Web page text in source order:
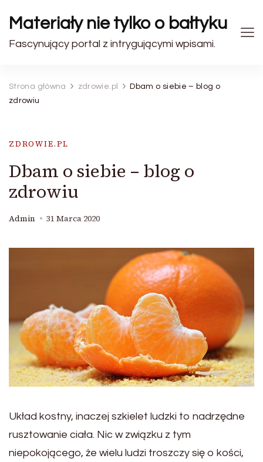
Materiały nie tylko o bałtyku
Fascynujący portal z intrygującymi wpisami.
Strona główna zdrowie.pl
Dbam o siebie – blog o
zdrowiu
ZDROWIE.PL
Dbam o siebie – blog o
zdrowiu
Admin 31 Marca 2020
Układ kostny, inaczej szkielet ludzki to nadrzędne
rusztowanie ciała. Nic w związku z tym
niepokojącego, że wielu ludzi troszczy się o kości,